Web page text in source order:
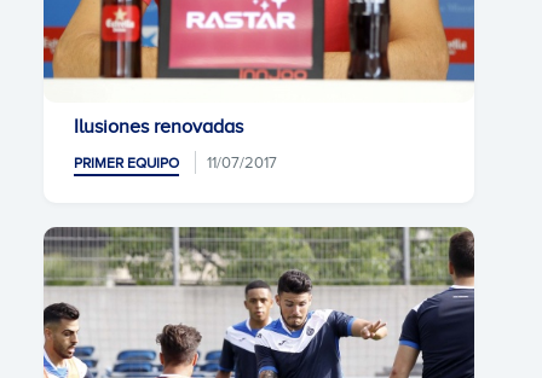
Ilusiones renovadas
PRIMER EQUIPO 11/07/2017